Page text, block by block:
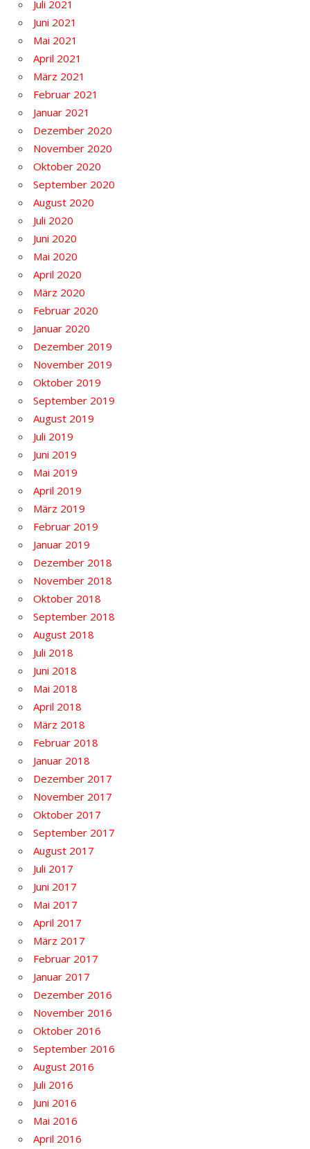
Juli 2021
Juni 2021
Mai 2021
April 2021
März 2021
Februar 2021
Januar 2021
Dezember 2020
November 2020
Oktober 2020
September 2020
August 2020
Juli 2020
Juni 2020
Mai 2020
April 2020
März 2020
Februar 2020
Januar 2020
Dezember 2019
November 2019
Oktober 2019
September 2019
August 2019
Juli 2019
Juni 2019
Mai 2019
April 2019
März 2019
Februar 2019
Januar 2019
Dezember 2018
November 2018
Oktober 2018
September 2018
August 2018
Juli 2018
Juni 2018
Mai 2018
April 2018
März 2018
Februar 2018
Januar 2018
Dezember 2017
November 2017
Oktober 2017
September 2017
August 2017
Juli 2017
Juni 2017
Mai 2017
April 2017
März 2017
Februar 2017
Januar 2017
Dezember 2016
November 2016
Oktober 2016
September 2016
August 2016
Juli 2016
Juni 2016
Mai 2016
April 2016